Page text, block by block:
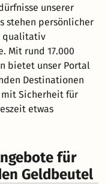
unserer
stehen persönlicher
qualitativ
Mit rund 17.000
bietet unser Portal
Destinationen
Sicherheit für
etwas
für
Geldbeutel